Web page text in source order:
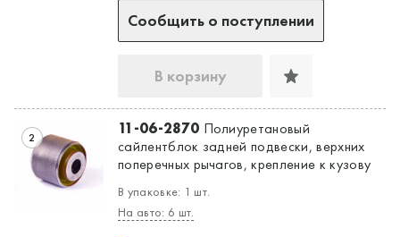
Да, верно
Сообщить о поступлении
В корзину
2 11-06-2870 Полиуретановый
сайлентблок задней подвески, верхних
поперечных рычагов, крепление к кузову
В упаковке: 1 шт.
На авто: 6 шт.